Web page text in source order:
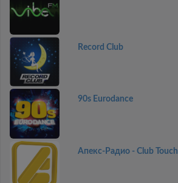
Record Club
90s Eurodance
Апекс-Радио - Club Touch